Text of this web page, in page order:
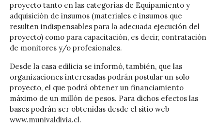
proyecto tanto en las categorías de Equipamiento y
adquisición de insumos (materiales e insumos que
resulten indispensables para la adecuada ejecución del
proyecto) como para capacitación, es decir, contratación
de monitores y/o profesionales.
Desde la casa edilicia se informó, también, que las
organizaciones interesadas podrán postular un solo
proyecto, el que podrá obtener un financiamiento
máximo de un millón de pesos. Para dichos efectos las
bases podrán ser obtenidas desde el sitio web
www.munivaldivia.cl.